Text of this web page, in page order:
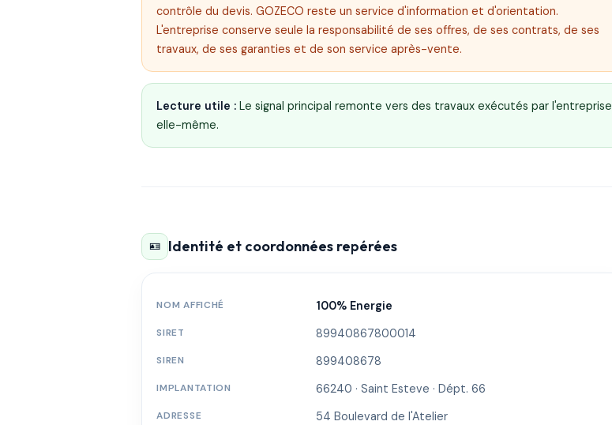
contrôle du devis. GOZECO reste un service d'information et d'orientation.
L'entreprise conserve seule la responsabilité de ses offres, de ses contrats, de ses
travaux, de ses garanties et de son service après-vente.
Lecture utile : Le signal principal remonte vers des travaux exécutés par l'entreprise
elle-même.
🪪 Identité et coordonnées repérées
NOM AFFICHÉ 100% Energie
SIRET 89940867800014
SIREN 899408678
IMPLANTATION 66240 · Saint Esteve · Dépt. 66
ADRESSE 54 Boulevard de l'Atelier